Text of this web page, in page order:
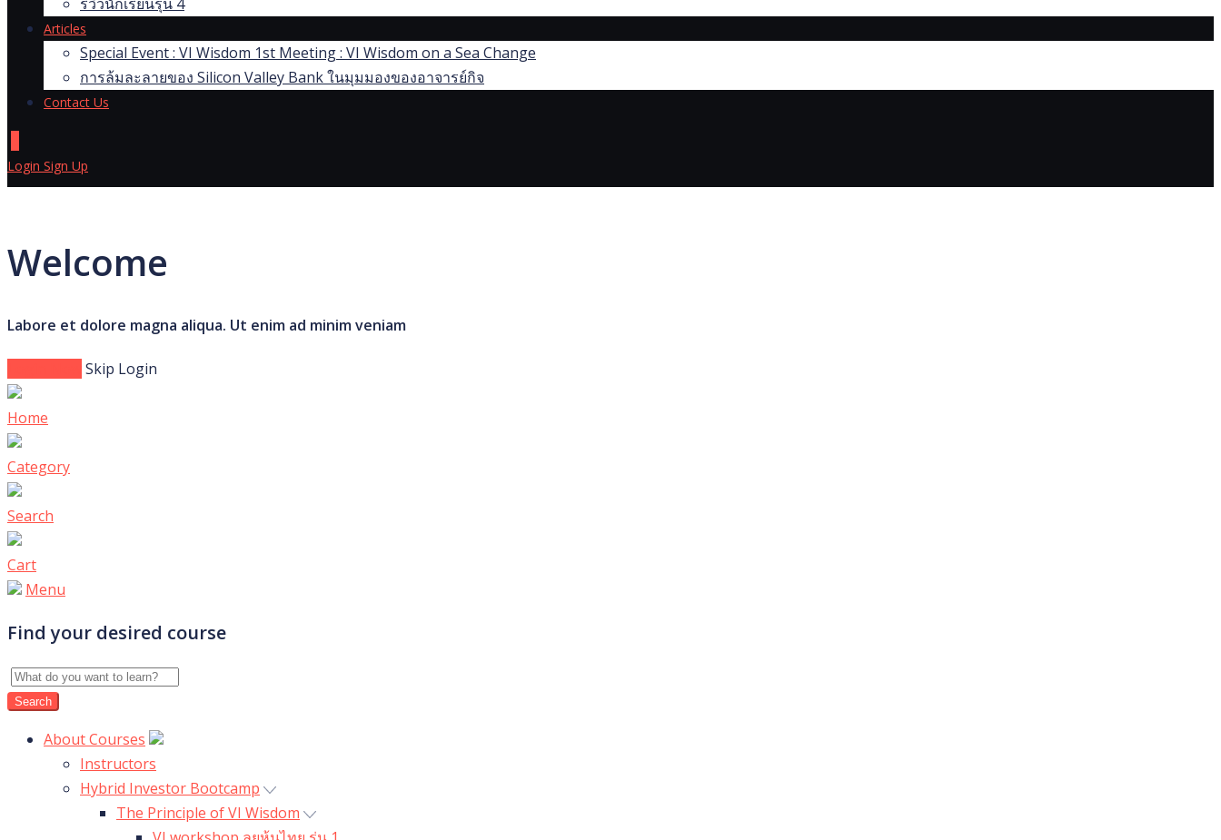
Articles
Special Event : VI Wisdom 1st Meeting : VI Wisdom on a Sea Change
การล้มละลายของ Silicon Valley Bank ในมุมมองของอาจารย์กิจ
Contact Us
Login Sign Up
Welcome
Labore et dolore magna aliqua. Ut enim ad minim veniam
Skip Login
Home
Category
Search
Cart
Menu
Find your desired course
About Courses
Instructors
Hybrid Investor Bootcamp
The Principle of VI Wisdom